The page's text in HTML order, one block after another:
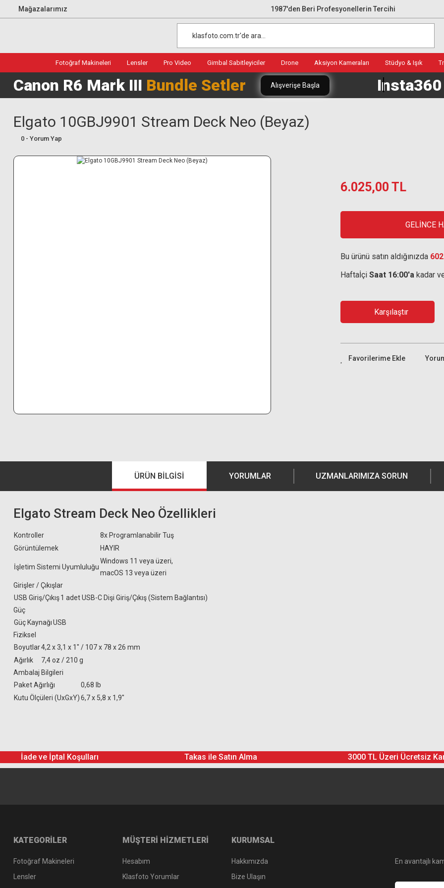
Mağazalarımız 1987'den Beri Profesyonellerin Tercihi
Fotoğraf Makineleri Lensler Pro Video Gimbal Sabitleyiciler Drone Aksiyon Kameraları Stüdyo & Işık
Canon R6 Mark III Bundle Setler Alışverişe Başla Insta360
Elgato 10GBJ9901 Stream Deck Neo (Beyaz)
0 - Yorum Yap
6.025,00 TL
GELİNCE
Bu ürünü satın aldığınızda
Haftaİçi Saat 16:00'a kadar
Karşılaştır
ÜRÜN BILGISI YORUMLAR UZMANLARIMIZA SORUN
Elgato Stream Deck Neo Özellikleri
Kontroller
8x Programlanabilir Tuş
Görüntülemek
HAYIR
İşletim Sistemi Uyumluluğu
Windows 11 veya üzeri,
macOS 13 veya üzeri
Girişler / Çıkışlar
USB Giriş/Çıkış1 adet USB-C Dişi Giriş/Çıkış (Sistem Bağlantısı)
Güç
Güç KaynağıUSB
Fiziksel
Boyutlar4,2 x 3,1 x 1" / 107 x 78 x 26 mm
Ağırlık
7,4 oz / 210 g
Ambalaj Bilgileri
Paket Ağırlığı
0,68 lb
Kutu Ölçüleri (UxGxY)6,7 x 5,8 x 1,9"
İade ve İptal Koşulları Takas ile Satın Alma 3000 TL Üzeri Ücretsiz
KATEGORİLER
Fotoğraf Makineleri
Lensler
MÜŞTERİ HİZMETLERİ
Hesabım
Klasfoto Yorumlar
KURUMSAL
Hakkımızda
Bize Ulaşın
En avantajlı